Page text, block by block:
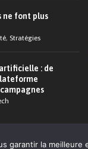
ne font plus
, Stratégies
: de
garantir la